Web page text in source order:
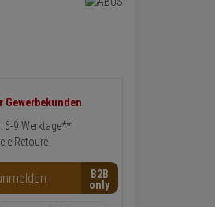
Gewerbekunden
6-9 Werktage**
Retoure
B2B